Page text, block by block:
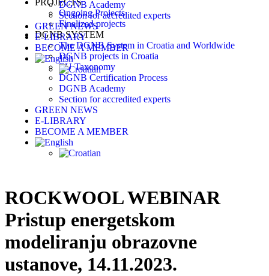
PROJECTS
Ongoing Projects
Finalized projects
DGNB SYSTEM
The DGNB System in Croatia and Worldwide
DGNB projects in Croatia
EU Taxonomy
DGNB Certification Process
DGNB Academy
Section for accredited experts
GREEN NEWS
E-LIBRARY
BECOME A MEMBER
DGNB Academy
Section for accredited experts
GREEN NEWS
E-LIBRARY
BECOME A MEMBER
ROCKWOOL WEBINAR
Pristup energetskom
modeliranju obrazovne
ustanove, 14.11.2023.